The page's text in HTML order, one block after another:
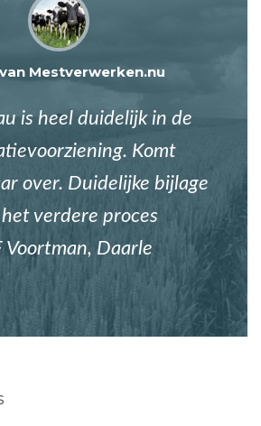
van Mestverwerken.nu
is heel duidelijk in de
Komt
over. Duidelijke bijlage
verdere proces
Voortman, Daarle